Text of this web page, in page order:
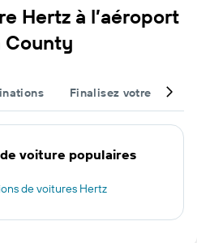
Hertz à l’aéroport
County
Finalisez votre voyage
voiture populaires
de voitures Hertz